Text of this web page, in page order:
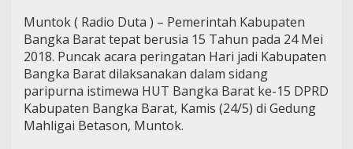
Muntok ( Radio Duta ) – Pemerintah Kabupaten
Bangka Barat tepat berusia 15 Tahun pada 24 Mei
2018. Puncak acara peringatan Hari jadi Kabupaten
Bangka Barat dilaksanakan dalam sidang
paripurna istimewa HUT Bangka Barat ke-15 DPRD
Kabupaten Bangka Barat, Kamis (24/5) di Gedung
Mahligai Betason, Muntok.